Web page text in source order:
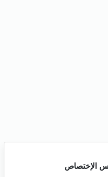
الإختصاص